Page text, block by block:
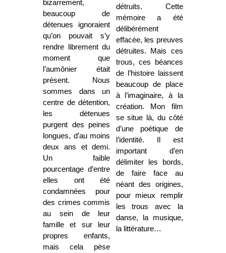
bizarrement,
beaucoup de
détenues ignoraient
qu’on pouvait s’y
rendre librement du
moment que
l’aumônier était
présent. Nous
sommes dans un
centre de détention,
les détenues
purgent des peines
longues, d’au moins
deux ans et demi.
Un faible
pourcentage d’entre
elles ont été
condamnées pour
des crimes commis
au sein de leur
famille et sur leur
propres enfants,
mais cela pèse
détruits. Cette
mémoire a été
délibérément
effacée, les preuves
détruites. Mais ces
trous, ces béances
de l’histoire laissent
beaucoup de place
à l’imaginaire, à la
création. Mon film
se situe là, du côté
d’une poétique de
l’identité. Il est
important d’en
délimiter les bords,
de faire face au
néant des origines,
pour mieux remplir
les trous avec la
danse, la musique,
la littérature…